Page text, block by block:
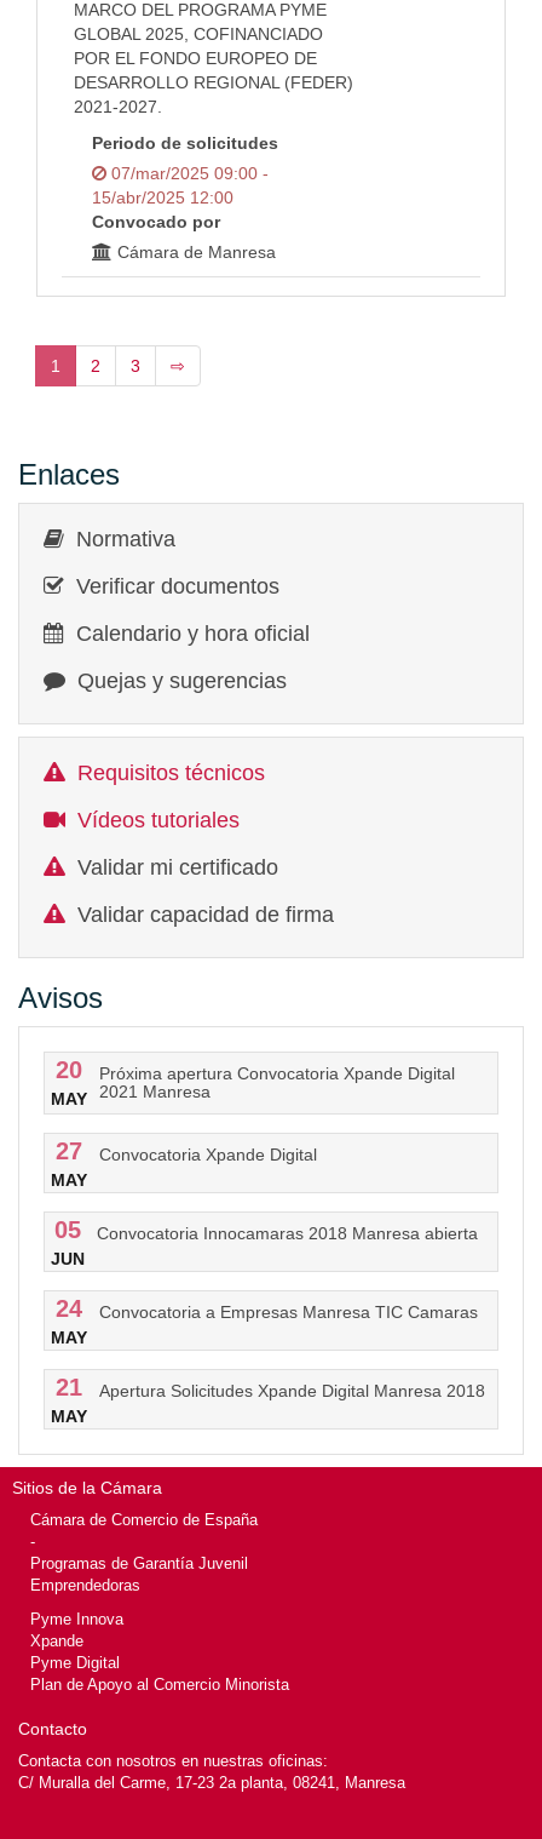
MARCO DEL PROGRAMA PYME
GLOBAL 2025, COFINANCIADO
POR EL FONDO EUROPEO DE
DESARROLLO REGIONAL (FEDER)
2021-2027.
Periodo de solicitudes
07/mar/2025 09:00 -
15/abr/2025 12:00
Convocado por
Cámara de Manresa
1 2 3 ⇨
Enlaces
Normativa
Verificar documentos
Calendario y hora oficial
Quejas y sugerencias
Requisitos técnicos
Vídeos tutoriales
Validar mi certificado
Validar capacidad de firma
Avisos
20
MAY
Próxima apertura Convocatoria Xpande Digital
2021 Manresa
27
MAY
Convocatoria Xpande Digital
05
JUN
Convocatoria Innocamaras 2018 Manresa abierta
24
MAY
Convocatoria a Empresas Manresa TIC Camaras
21
MAY
Apertura Solicitudes Xpande Digital Manresa 2018
Sitios de la Cámara
Cámara de Comercio de España
-
Programas de Garantía Juvenil
Emprendedoras
Pyme Innova
Xpande
Pyme Digital
Plan de Apoyo al Comercio Minorista
Contacto
Contacta con nosotros en nuestras oficinas:
C/ Muralla del Carme, 17-23 2a planta, 08241, Manresa